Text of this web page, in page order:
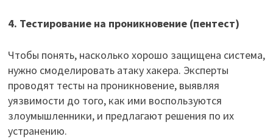
4. Тестирование на проникновение (пентест)
Чтобы понять, насколько хорошо защищена система,
нужно смоделировать атаку хакера. Эксперты
проводят тесты на проникновение, выявляя
уязвимости до того, как ими воспользуются
злоумышленники, и предлагают решения по их
устранению.